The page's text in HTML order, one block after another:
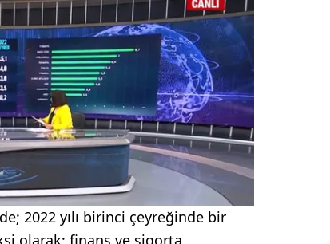
2022 yılı birinci çeyreğinde bir
olarak; finans ve sigorta